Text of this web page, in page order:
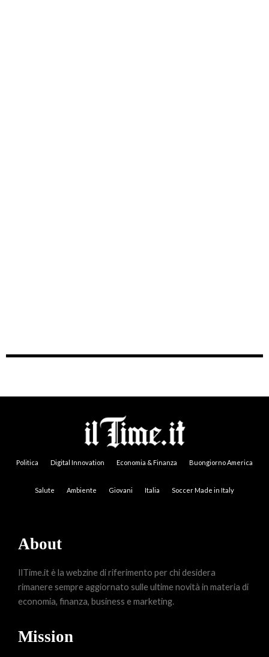
Politica Digital Innovation Economia & Finanza Buongiorno America
Salute Ambiente Giovani Italia Soccer Made in Italy
About
IlTime.it è la webzine di riferimento per chi desidera
rimanere sempre aggiornato sulle ultime novità in materia di
economia, finanza, business e marketing.
Mission